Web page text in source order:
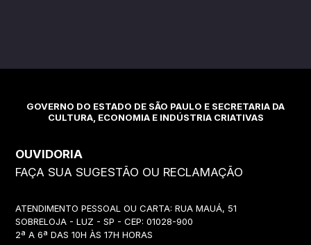
GOVERNO DO ESTADO DE SÃO PAULO E SECRETARIA DA
CULTURA, ECONOMIA E INDÚSTRIA CRIATIVAS
OUVIDORIA
FAÇA SUA SUGESTÃO OU RECLAMAÇÃO
ATENDIMENTO PESSOAL OU CARTA: RUA MAUÁ, 51
SOBRELOJA - LUZ - SP - CEP: 01028-900
2ª A 6ª DAS 10H ÀS 17H HORAS